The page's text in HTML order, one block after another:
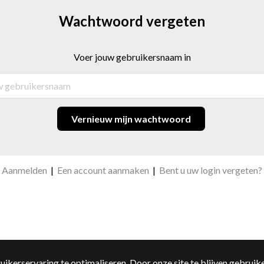
Wachtwoord vergeten
Voer jouw gebruikersnaam in
Vernieuw mijn wachtwoord
Aanmelden | Een account aanmaken | Bent u uw login vergeten?